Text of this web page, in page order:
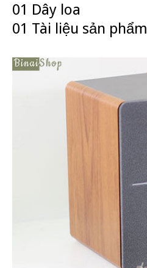
01 Dây loa
01 Tài liệu sản phẩm